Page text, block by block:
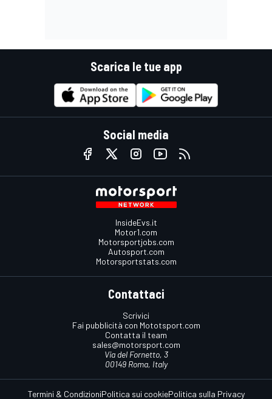
Scarica le tue app
Social media
InsideEvs.it
Motor1.com
Motorsportjobs.com
Autosport.com
Motorsportstats.com
Contattaci
Scrivici
Fai pubblicità con Mototsport.com
Contatta il team
sales@motorsport.com
Via del Fornetto, 3
00149 Roma, Italy
Termini & CondizioniPolitica sui cookiePolitica sulla Privacy